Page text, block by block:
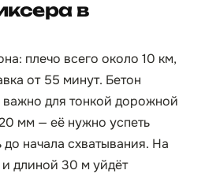
в
плечо всего около 10 км,
от 55 минут. Бетон
для тонкой дорожной
мм — её нужно успеть
начала схватывания. На
длиной 30 м уйдёт